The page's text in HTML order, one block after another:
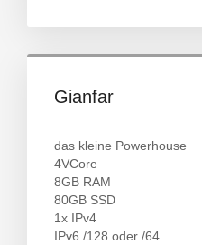
Gianfar
das kleine Powerhouse
4VCore
8GB RAM
80GB SSD
1x IPv4
IPv6 /128 oder /64